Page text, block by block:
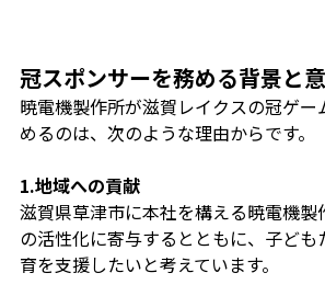
冠スポンサーを務める背景と
暁電機製作所が滋賀レイクスの冠ゲ
めるのは、次のような理由からです。
1.地域への貢献
滋賀県草津市に本社を構える暁電機製
の活性化に寄与するとともに、子ども
育を支援したいと考えています。